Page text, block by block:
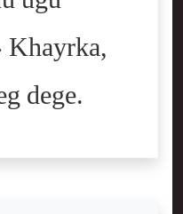
dege.